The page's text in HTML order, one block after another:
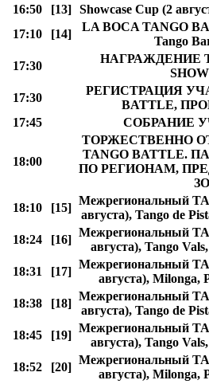
16:50
[13]
Showcase Cup (2
17:10
[14]
LA BOCA TANGO
Tango
17:30
НАГРАЖДЕНИЕ
17:30
РЕГИСТРАЦИЯ
BATTLE,
17:45
СОБРАНИЕ
18:00
ТОРЖЕСТВЕННО
TANGO BATTLE.
ПО РЕГИОНАМ,
18:10
[15]
Межрегиональный
августа), Tango de
18:24
[16]
Межрегиональный
августа), Tango
18:31
[17]
Межрегиональный
августа), Milonga,
18:38
[18]
Межрегиональный
августа), Tango de
18:45
[19]
Межрегиональный
августа), Tango
18:52
[20]
Межрегиональный
августа), Milonga,